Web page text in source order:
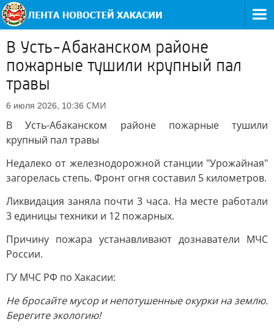
В Усть-Абаканском районе
пожарные тушили крупный пал
травы
6 июля 2026, 10:36 СМИ
В Усть-Абаканском районе пожарные тушили
крупный пал травы
Недалеко от железнодорожной станции "Урожайная"
загорелась степь. Фронт огня составил 5 километров.
Ликвидация заняла почти 3 часа. На месте работали
3 единицы техники и 12 пожарных.
Причину пожара устанавливают дознаватели МЧС
России.
ГУ МЧС РФ по Хакасии:
Не бросайте мусор и непотушенные окурки на землю.
Берегите экологию!